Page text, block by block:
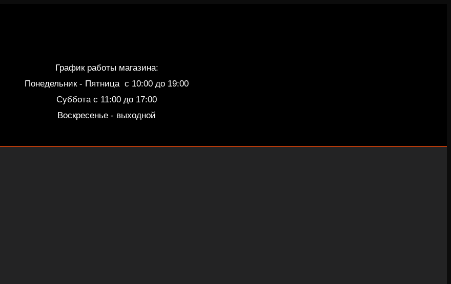
График работы магазина:
Понедельник - Пятница c 10:00 до 19:00
Суббота с 11:00 до 17:00
Воскресенье - выходной